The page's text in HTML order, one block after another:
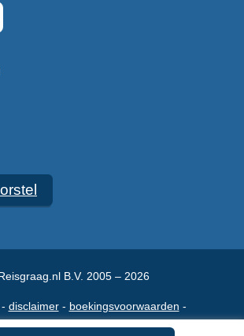
B.V. 2005 – 2026
disclaimer boekingsvoorwaarden